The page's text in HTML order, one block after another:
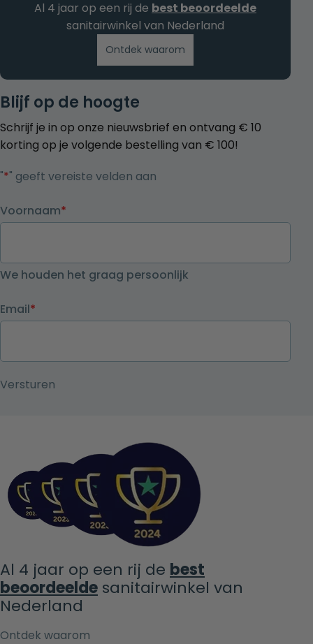
Blijf op de hoogte
Schrijf je in op onze nieuwsbrief en ontvang € 10
korting op je volgende bestelling van € 100!
"*" geeft vereiste velden aan
Voornaam*
We houden het graag persoonlijk
Email*
Al 4 jaar op een rij de best beoordeelde
sanitairwinkel van Nederland
Ontdek waarom
Al 4 jaar op een rij de best
beoordeelde sanitairwinkel van
Nederland
Ontdek waarom